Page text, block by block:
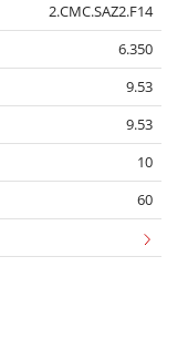
2.CMC.SAZ2.F14
6.350
9.53
9.53
10
60